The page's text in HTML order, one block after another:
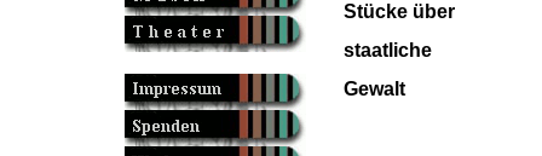
Stücke über
staatliche
Gewalt